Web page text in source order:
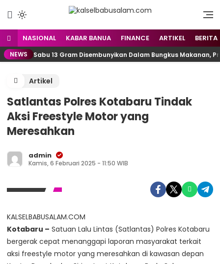
NASIONAL KABAR BANUA FINANCE ARTIKEL BERITA
NEWS Sabu 13 Gram Disembunyikan Dalam Bungkus Makanan,
Artikel
Satlantas Polres Kotabaru Tindak
Aksi Freestyle Motor yang
Meresahkan
admin
Kamis, 6 Februari 2025 - 11:50 WIB
KALSELBABUSALAM.COM
Kotabaru – Satuan Lalu Lintas (Satlantas) Polres Kotabaru
bergerak cepat menanggapi laporan masyarakat terkait
aksi freestyle motor yang meresahkan di kawasan depan